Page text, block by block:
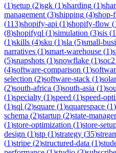
(1)setup (2)sgk (1)sharding (1)
management (3)shipping (4)shop-
(113)shopify-api (1)shopify-flow (
(8)shopifyql (1)simulation (3)sis (1
(1)skills (4)sku (1)sla (5)small-
narratives (1)smart-warehouse (1)
(5)snapshots (1)snowflake (1)soc2
(4)software-comparison (1)
selection (2)software-stack (1)
(2)south-africa (3)south-asia (1)
(1)specialty (1)speed (1)speed-
(1)sql (2)square (1)squarespace (1)
schema (2)startup (2)state-
(1)store-optimization (1)store-
design (1)stp (1)strategy (35)
(1)stripe (2)structured-data (1)